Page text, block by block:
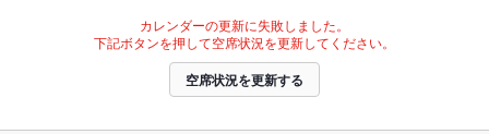
カレンダーの更新に失敗しました。
下記ボタンを押して空席状況を更新してください。
空席状況を更新する